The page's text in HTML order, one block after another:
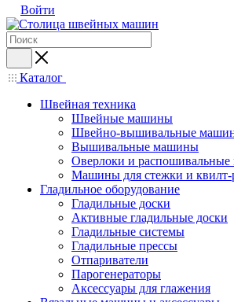
Войти
Каталог
Швейная техника
Швейные машины
Швейно-вышивальные
Вышивальные машины
Оверлоки и
Машины для стежки и
Гладильное оборудование
Гладильные доски
Активные гладильные доски
Гладильные системы
Гладильные прессы
Отпариватели
Парогенераторы
Аксессуары для глажения